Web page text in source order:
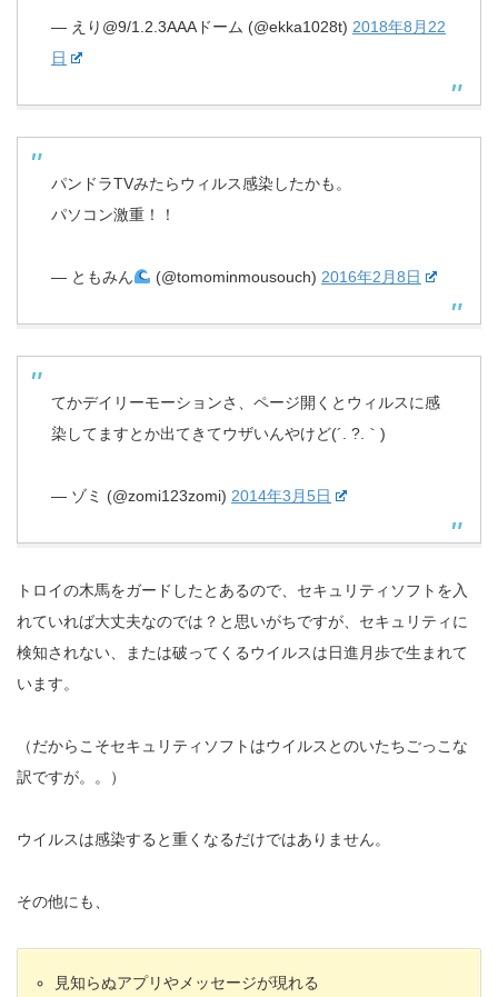
— えり@9/1.2.3AAAドーム (@ekka1028t) 2018年8月22
日
パンドラTVみたらウィルス感染したかも。
パソコン激重！！
— ともみん (@tomominmousouch) 2016年2月8日
てかデイリーモーションさ、ページ開くとウィルスに感
染してますとか出てきてウザいんやけど(´. ?.｀)
— ゾミ (@zomi123zomi) 2014年3月5日
トロイの木馬をガードしたとあるので、セキュリティソフトを入
れていれば大丈夫なのでは？と思いがちですが、セキュリティに
検知されない、または破ってくるウイルスは日進月歩で生まれて
います。
（だからこそセキュリティソフトはウイルスとのいたちごっこな
訳ですが。。）
ウイルスは感染すると重くなるだけではありません。
その他にも、
見知らぬアプリやメッセージが現れる